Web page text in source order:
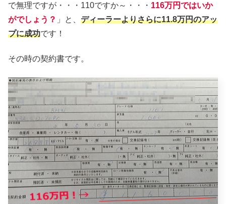
で無理ですが・・・110ですか～・・・ 116万円ではいか
がでしょう？ 」と、 ディーラーよりさらに11.8万円のアッ
プに成功です！
その時の契約書です。